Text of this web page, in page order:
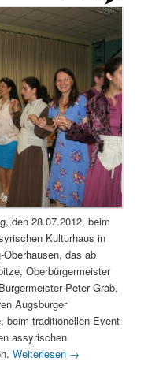
den 28.07.2012, beim
Kulturhaus in
das ab
Oberbürgermeister
Peter Grab,
Augsburger
beim traditionellen Event
assyrischen
Weiterlesen →